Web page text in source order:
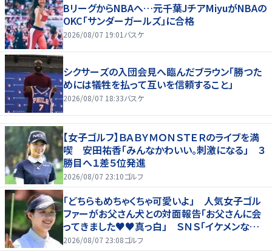
BリーグからNBAへ…元千葉JチアMiyuがNBAの
OKC「サンダーガールズ」に合格
2026/08/07 19:01 バスケ
シクサーズの入団会見へ臨んだブラウン「勝つた
めには犠牲を払って互いを信頼すること」
2026/08/07 18:33バスケ
【女子ゴルフ】ＢＡＢＹＭＯＮＳＴＥＲのライブを満
喫 安田祐香「みんなかわいい。刺激になる」 ３
勝目へ１差５位発進
2026/08/07 23:10ゴルフ
「どちらもめちゃくちゃ可愛いよ」 人気女子ゴル
ファーがお父さん犬との対面報告「お父さんに会
ってきました♥♥真っ白」 ＳＮＳ「イケメンなお
父さん」「白戸家入りするんですか？」
2026/08/07 23:08ゴルフ